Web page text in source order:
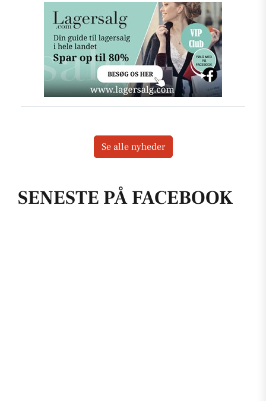
SENESTE PÅ FACEBOOK
Se alle nyheder